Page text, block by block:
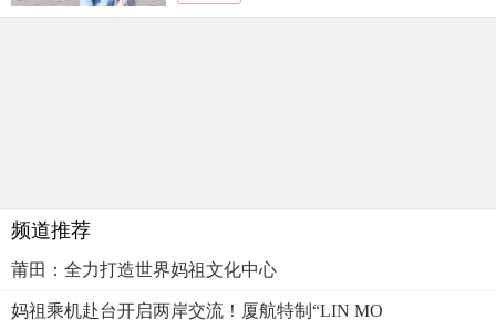
频道推荐
莆田：全力打造世界妈祖文化中心
妈祖乘机赴台开启两岸交流！厦航特制“LIN MO